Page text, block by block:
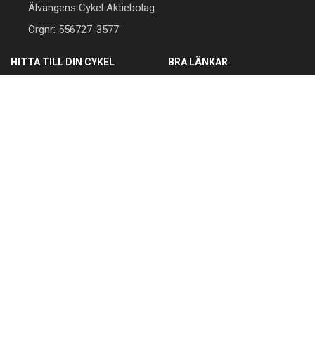
Älvängens Cykel Aktiebolag
Orgnr: 556727-3577
HITTA TILL DIN CYKEL BRA LÄNKAR